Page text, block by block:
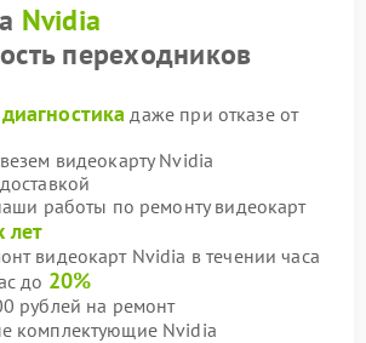
Nvidia
переходников
даже при отказе от
видеокарту Nvidia
работы по ремонту видеокарт
лет
видеокарт Nvidia в течении часа
до 20%
рублей на ремонт
комплектующие Nvidia